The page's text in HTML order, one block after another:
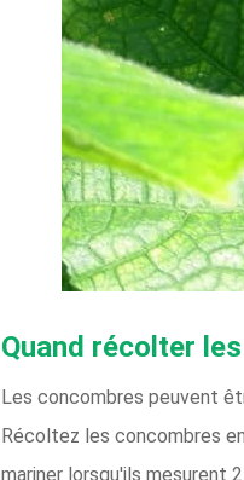
Quand récolter
Les concombres peuvent
Récoltez les concombres
mariner lorsqu'ils mesurent